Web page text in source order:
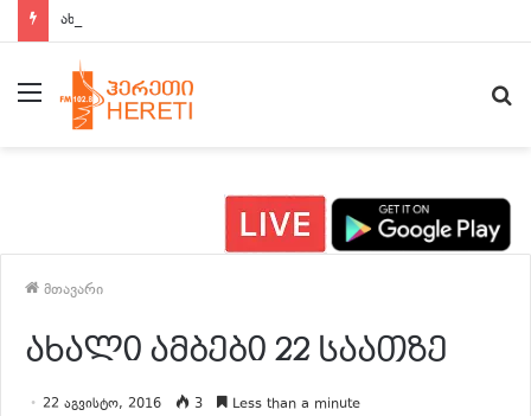
ახალი ამბები 15:00 საათზე
მენიუ
მთავარი
ახალი ამბები 22 საათზე
22 აგვისტო, 2016 3 Less than a minute